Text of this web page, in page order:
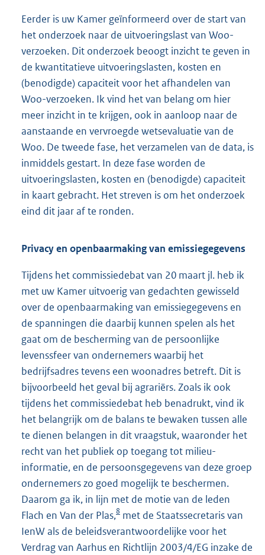
Eerder is uw Kamer geïnformeerd over de start van
het onderzoek naar de uitvoeringslast van Woo-
verzoeken. Dit onderzoek beoogt inzicht te geven in
de kwantitatieve uitvoeringslasten, kosten en
(benodigde) capaciteit voor het afhandelen van
Woo-verzoeken. Ik vind het van belang om hier
meer inzicht in te krijgen, ook in aanloop naar de
aanstaande en vervroegde wetsevaluatie van de
Woo. De tweede fase, het verzamelen van de data, is
inmiddels gestart. In deze fase worden de
uitvoeringslasten, kosten en (benodigde) capaciteit
in kaart gebracht. Het streven is om het onderzoek
eind dit jaar af te ronden.
Privacy en openbaarmaking van emissiegegevens
Tijdens het commissiedebat van 20 maart jl. heb ik
met uw Kamer uitvoerig van gedachten gewisseld
over de openbaarmaking van emissiegegevens en
de spanningen die daarbij kunnen spelen als het
gaat om de bescherming van de persoonlijke
levenssfeer van ondernemers waarbij het
bedrijfsadres tevens een woonadres betreft. Dit is
bijvoorbeeld het geval bij agrariërs. Zoals ik ook
tijdens het commissiedebat heb benadrukt, vind ik
het belangrijk om de balans te bewaken tussen alle
te dienen belangen in dit vraagstuk, waaronder het
recht van het publiek op toegang tot milieu-
informatie, en de persoonsgegevens van deze groep
ondernemers zo goed mogelijk te beschermen.
Daarom ga ik, in lijn met de motie van de leden
Flach en Van der Plas,8 met de Staatssecretaris van
IenW als de beleidsverantwoordelijke voor het
Verdrag van Aarhus en Richtlijn 2003/4/EG inzake de